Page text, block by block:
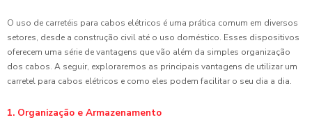
O uso de carretéis para cabos elétricos é uma prática comum em diversos
setores, desde a construção civil até o uso doméstico. Esses dispositivos
oferecem uma série de vantagens que vão além da simples organização
dos cabos. A seguir, exploraremos as principais vantagens de utilizar um
carretel para cabos elétricos e como eles podem facilitar o seu dia a dia.
1. Organização e Armazenamento